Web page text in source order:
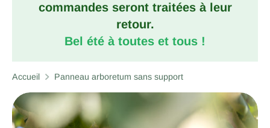
commandes seront traitées à leur
retour.
Bel été à toutes et tous !
Accueil Panneau arboretum sans support